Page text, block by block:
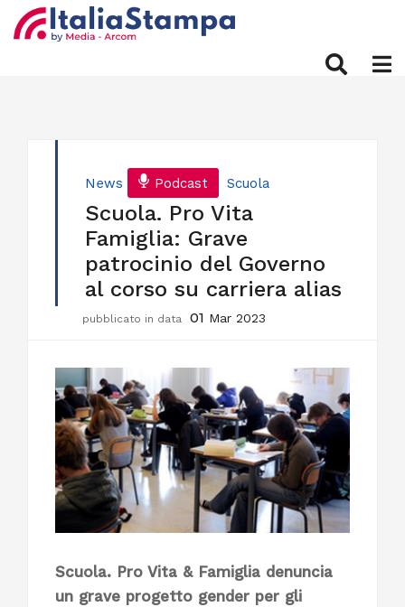
News Podcast Scuola
Scuola. Pro Vita
Famiglia: Grave
patrocinio del Governo
al corso su carriera alias
pubblicato in data 01 Mar 2023
Scuola. Pro Vita & Famiglia denuncia
un grave progetto gender per gli